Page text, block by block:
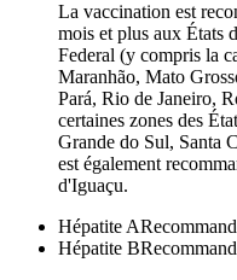
La vaccination est
mois et plus aux États
Federal (y compris la
Maranhão, Mato
Pará, Rio de Janeiro,
certaines zones des
Grande do Sul, Santa
est également
d'Iguaçu.
Hépatite A
Hépatite B